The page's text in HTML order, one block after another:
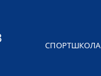
СПОРТШКОЛА